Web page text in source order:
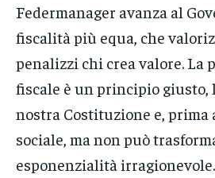
Federmanager avanza al
fiscalità più equa, che
penalizzi chi crea valore. La
fiscale è un principio giusto,
nostra Costituzione e, prima
sociale, ma non può
esponenzialità